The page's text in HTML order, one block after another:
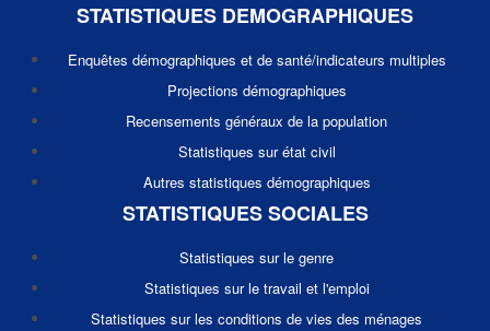
STATISTIQUES DEMOGRAPHIQUES
Enquêtes démographiques et de santé/indicateurs multiples
Projections démographiques
Recensements généraux de la population
Statistiques sur état civil
Autres statistiques démographiques
STATISTIQUES SOCIALES
Statistiques sur le genre
Statistiques sur le travail et l'emploi
Statistiques sur les conditions de vies des ménages